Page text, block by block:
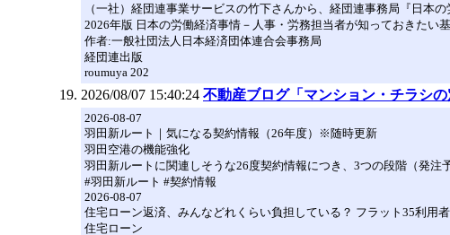
（一社）経団連事業サービスの竹下さんから、経団連事務局『日本
2026年版 日本の労働経済事情－人事・労務担当者が知っておきたい
作者:一般社団法人日本経済団体連合会事務局
経団連出版
roumuya 202
2026/08/07 15:40:24 不動産ブログ「マンション・チラシの
2026-08-07
羽田新ルート｜気になる契約情報（26年度）※随時更新
羽田空港の機能強化
羽田新ルートに関連しそうな26度契約情報につき、3つの段階（発注
#羽田新ルート #契約情報
2026-08-07
住宅ローン返済、みんなどれくらい負担している？ フラット35利用
住宅ローン